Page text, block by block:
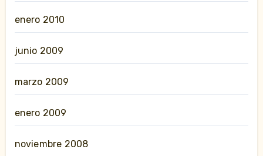
enero 2010
junio 2009
marzo 2009
enero 2009
noviembre 2008